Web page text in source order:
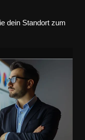
dein Standort zum